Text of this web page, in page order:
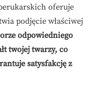
oferuje
podjęcie właściwej
odpowiedniego
twojej twarzy, co
satysfakcję z